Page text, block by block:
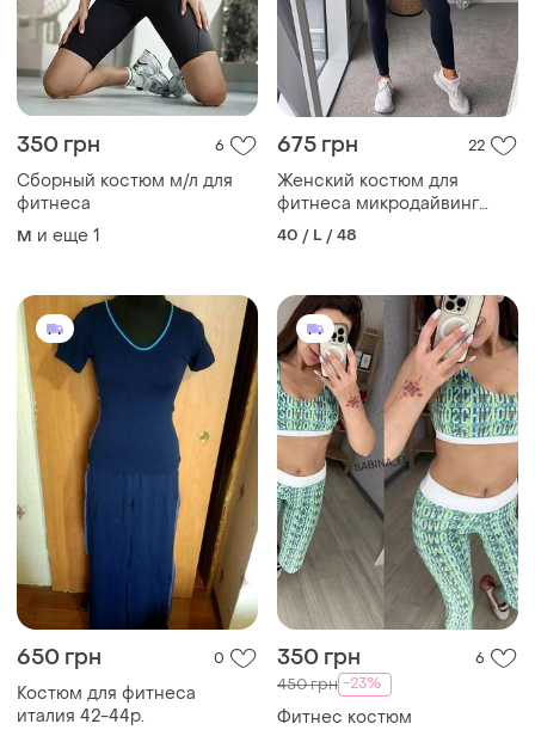
350 грн 6
Сборный костюм м/л для
фитнеса
M и еще 1
675 грн 22
Женский костюм для
фитнеса микродайвинг
7998фг
40 / L / 48
650 грн 0
Костюм для фитнеса
италия 42-44р.
350 грн 6
450 грн -23%
Фитнес костюм